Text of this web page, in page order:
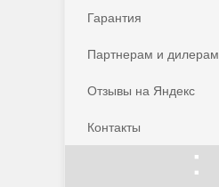
Гарантия
Партнерам и дилерам
Отзывы на Яндекс
Контакты
: